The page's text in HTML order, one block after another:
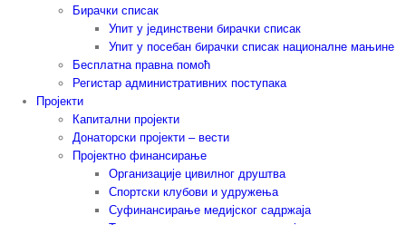
Бирачки списак
Упит у јединствени бирачки списак
Упит у посебан бирачки списак националне мањине
Бесплатна правна помоћ
Регистар административних поступака
Пројекти
Капитални пројекти
Донаторски пројекти – вести
Пројектно финансирање
Организације цивилног друштва
Спортски клубови и удружења
Суфинансирање медијског садржаја